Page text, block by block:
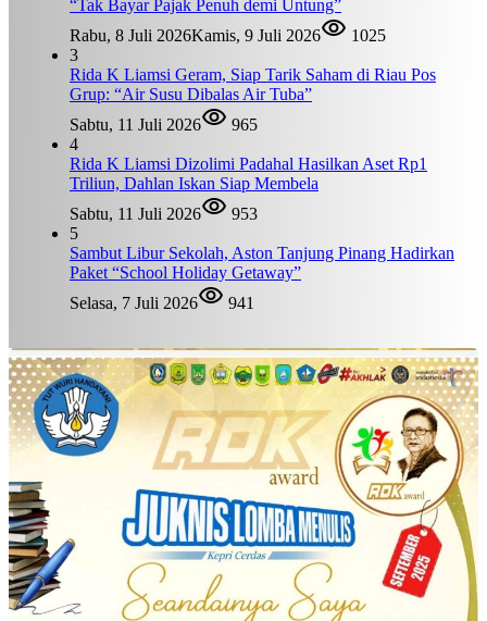
“Tak Bayar Pajak Penuh demi Untung”
Rabu, 8 Juli 2026Kamis, 9 Juli 2026
1025
3
Rida K Liamsi Geram, Siap Tarik Saham di Riau Pos
Grup: “Air Susu Dibalas Air Tuba”
Sabtu, 11 Juli 2026
965
4
Rida K Liamsi Dizolimi Padahal Hasilkan Aset Rp1
Triliun, Dahlan Iskan Siap Membela
Sabtu, 11 Juli 2026
953
5
Sambut Libur Sekolah, Aston Tanjung Pinang Hadirkan
Paket “School Holiday Getaway”
Selasa, 7 Juli 2026
941